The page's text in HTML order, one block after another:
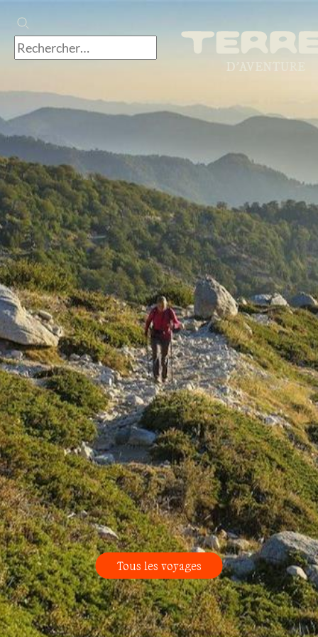
Tous les voyages